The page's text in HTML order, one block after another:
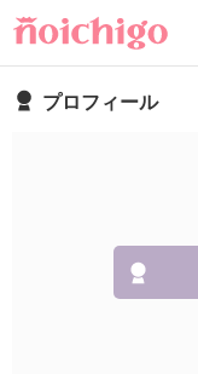
プロフィール